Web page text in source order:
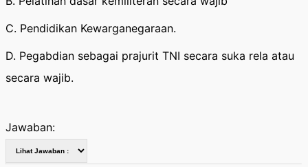
C. Pendidikan Kewarganegaraan.
D. Pegabdian sebagai prajurit TNI secara suka rela atau
secara wajib.
Jawaban: